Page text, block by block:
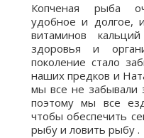
Копченая рыба
удобное и долгое,
витаминов
здоровья и
поколение стало
наших предков и
мы все не забывали
поэтому мы все
чтобы обеспечить
рыбу и ловить рыбу .